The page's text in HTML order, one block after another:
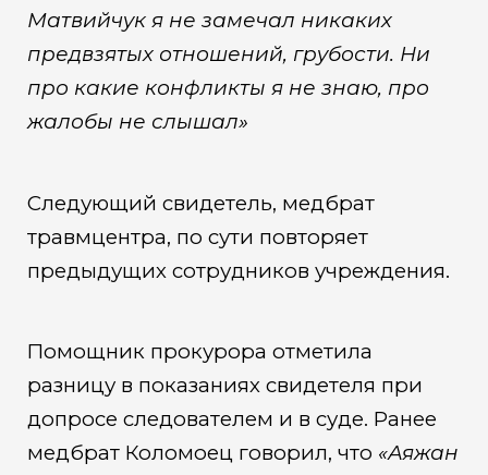
Матвийчук я не замечал никаких
предвзятых отношений, грубости. Ни
про какие конфликты я не знаю, про
жалобы не слышал»
Следующий свидетель, медбрат
травмцентра, по сути повторяет
предыдущих сотрудников учреждения.
Помощник прокурора отметила
разницу в показаниях свидетеля при
допросе следователем и в суде. Ранее
медбрат Коломоец говорил, что «Аяжан